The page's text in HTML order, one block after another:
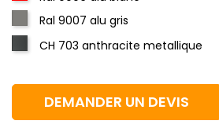
Ral 9007 alu gris
CH 703 anthracite metallique
DEMANDER UN DEVIS